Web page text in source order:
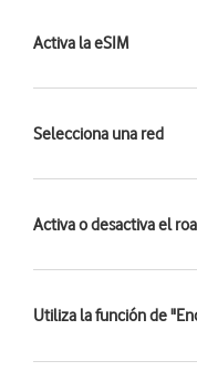
Activa la eSIM
Selecciona una red
Activa o desactiva el
Utiliza la función de